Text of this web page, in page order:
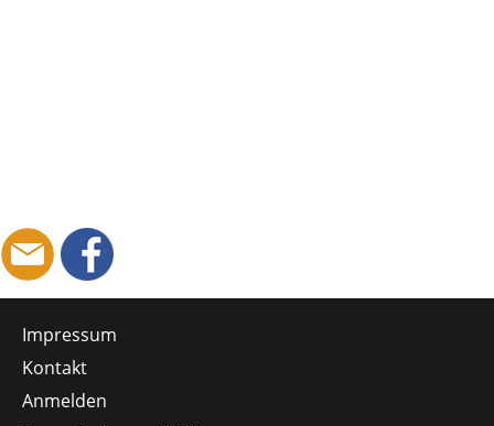
Impressum
Kontakt
Anmelden